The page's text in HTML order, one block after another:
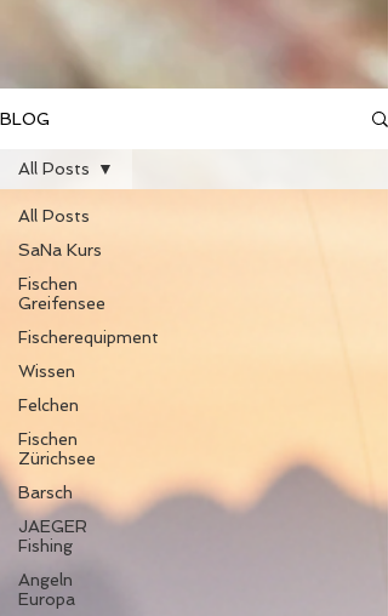
BLOG
All Posts
SaNa Kurs
Fischen
Greifensee
Fischerequipment
Wissen
Felchen
Fischen
Zürichsee
Barsch
JAEGER
Fishing
Angeln
Europa
All Posts